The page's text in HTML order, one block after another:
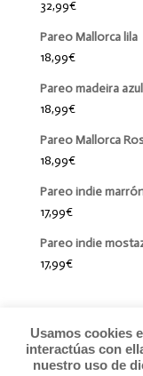
32,99€
Pareo Mallorca lila
18,99€
Pareo madeira azul
18,99€
Pareo Mallorca
18,99€
Pareo indie
17,99€
Pareo indie
17,99€
Usamos cookies
interactúas con
nuestro uso de